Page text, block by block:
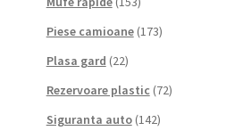
Piese camioane (173)
Plasa gard (22)
Rezervoare plastic (72)
Siguranta auto (142)